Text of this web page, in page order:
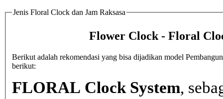
Jenis Floral Clock dan Jam Raksasa
Flower Clock - Floral
Berikut adalah rekomendasi yang bisa dijadikan model
berikut:
FLORAL Clock System,